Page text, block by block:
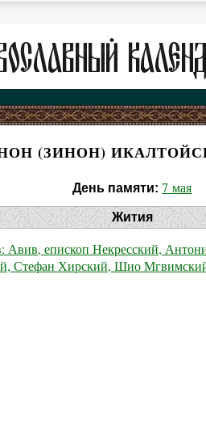
(ЗИНОН)
День памяти: 7 мая
Жития
Авив, епископ Некресский,
Стефан Хирский, Шио